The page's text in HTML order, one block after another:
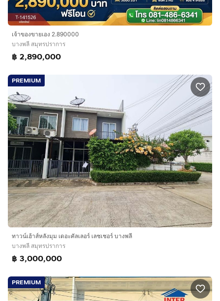
เจ้าของขายเอง 2.890000
บางพลี สมุทรปราการ
฿ 2,890,000
PREMIUM
ทาวน์เฮ้าส์หลังมุม เดอะคัลเลอร์ เลชเชอร์ บางพลี
บางพลี สมุทรปราการ
฿ 3,000,000
PREMIUM